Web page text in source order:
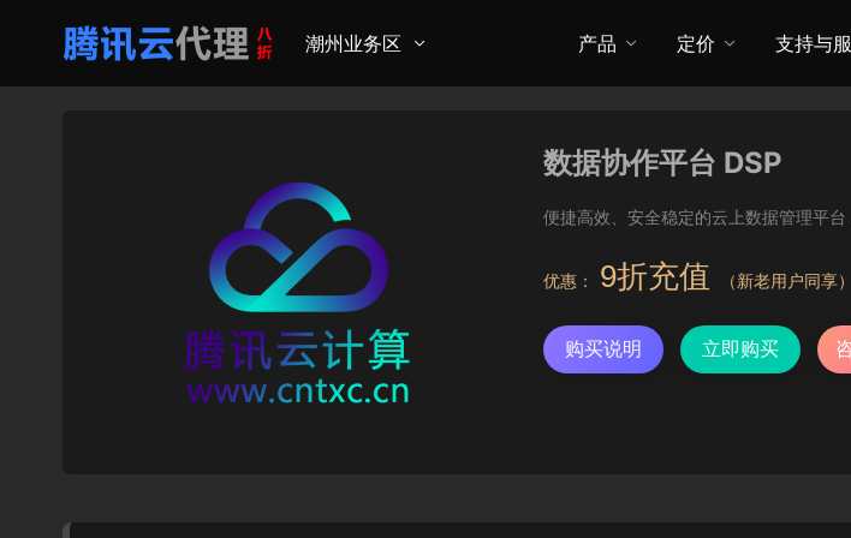
潮州业务区 产品 定价 支持与
数据协作平台 DSP
便捷高效、安全稳定的云上数据管理平
优惠： 9折充值 （新老用户同享）
购买说明 立即购买